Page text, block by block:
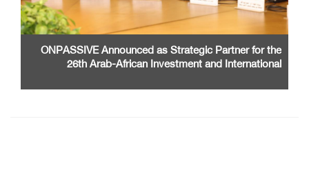
ONPASSIVE Announced as Strategic Partner for the
26th Arab-African Investment and International